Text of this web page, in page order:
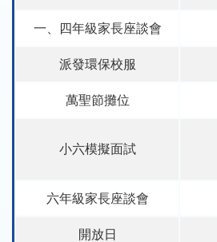
一、四年級家長座談會
派發環保校服
萬聖節攤位
小六模擬面試
六年級家長座談會
開放日